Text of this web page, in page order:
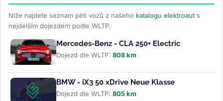
Níže najdete seznam pěti vozů z našeho katalogu elektroaut s
nejdelším dojezdem podle WLTP.
Mercedes-Benz - CLA 250+ Electric
Dojezd dle WLTP: 808 km
BMW - iX3 50 xDrive Neue Klasse
Dojezd dle WLTP: 805 km